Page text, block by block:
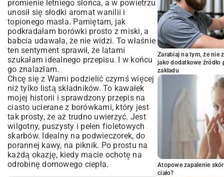
promienie letniego słońca, a w powietrzu
unosił się słodki aromat wanilii i
topionego masła. Pamiętam, jak
podkradałam borówki prosto z miski, a
babcia udawała, że nie widzi. To właśnie
ten sentyment sprawił, że latami
szukałam idealnego przepisu. I w końcu
go znalazłam.
Chcę się z Wami podzielić czymś więcej
niż tylko listą składników. To kawałek
mojej historii i sprawdzony przepis na
ciasto ucierane z borówkami, który jest
tak prosty, że aż trudno uwierzyć. Jest
wilgotny, puszysty i pełen fioletowych
skarbów. Idealny na podwieczorek, do
porannej kawy, na piknik. Po prostu na
każdą okazję, kiedy macie ochotę na
odrobinę domowego ciepła.
Zarabiaj na tym, że nie
jako dodatkowe
zakładu
Atopowe zapalenie
ciało?